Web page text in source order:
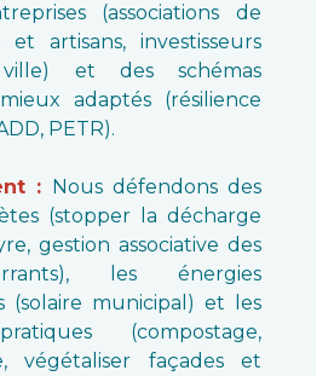
(associations de
et artisans, investisseurs
et des schémas
adaptés (résilience
PETR).
: Nous défendons des
(stopper la décharge
gestion associative des
les énergies
(solaire municipal) et les
(compostage,
végétaliser façades et